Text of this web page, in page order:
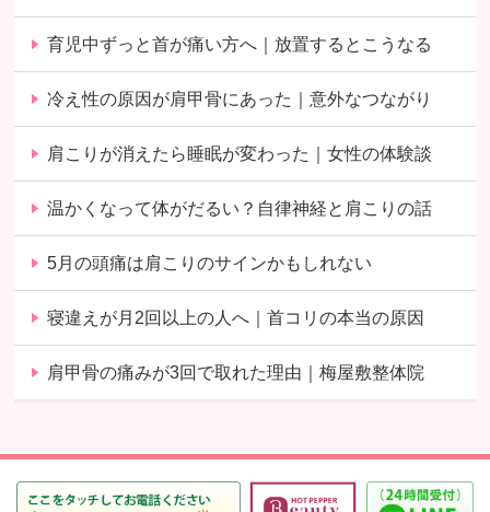
育児中ずっと首が痛い方へ｜放置するとこうなる
冷え性の原因が肩甲骨にあった｜意外なつながり
肩こりが消えたら睡眠が変わった｜女性の体験談
温かくなって体がだるい？自律神経と肩こりの話
5月の頭痛は肩こりのサインかもしれない
寝違えが月2回以上の人へ｜首コリの本当の原因
肩甲骨の痛みが3回で取れた理由｜梅屋敷整体院